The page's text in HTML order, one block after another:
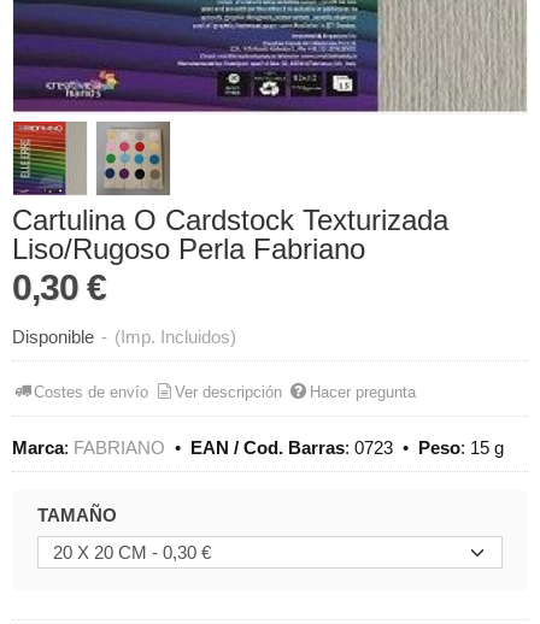
Cartulina O Cardstock Texturizada
Liso/Rugoso Perla Fabriano
0,30 €
Disponible - (Imp. Incluidos)
Costes de envío Ver descripción Hacer pregunta
Marca: FABRIANO • EAN / Cod. Barras: 0723 • Peso: 15 g
TAMAÑO